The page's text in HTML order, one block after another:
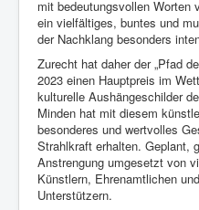
mit bedeutungsvollen Worten
ein vielfältiges, buntes und
der Nachklang besonders
Zurecht hat daher der „Pfad
2023 einen Hauptpreis im
kulturelle Aushängeschilder
Minden hat mit diesem
besonderes und wertvolles
Strahlkraft erhalten. Geplant,
Anstrengung umgesetzt von
Künstlern, Ehrenamtlichen
Unterstützern.